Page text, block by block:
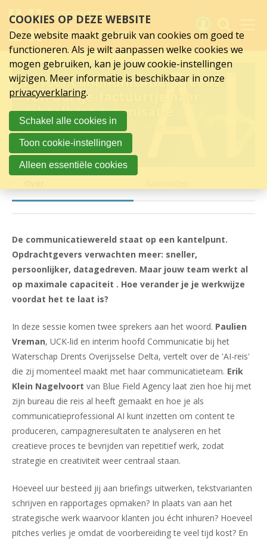
Over
AI
voor
Communicatiebureaus:
Van
uurtje-
factuurtje
naar
schaalbare
organisatie
links
over
Spring
hoofd
inhoud
Spring
naar
hoofdnavigatie
AI voor Communicatiebureaus:
Van uurtje-factuurtje naar
schaalbare organisatie
donderdag 9 april 2026 van 19:30 uur tot 22:00 uur
netwerken, kennis delen
De communicatiewereld staat op een kantelpunt.
Opdrachtgevers verwachten meer: sneller,
persoonlijker, datagedreven. Maar jouw team werkt al
op maximale capaciteit . Hoe verander je je werkwijze
voordat het te laat is?
In deze sessie komen twee sprekers aan het woord. Paulien
Vreman, UCK-lid en interim hoofd Communicatie bij het
Waterschap Drents Overijsselse Delta, vertelt over de 'AI-reis'
die zij momenteel maakt met haar communicatieteam. Erik
Klein Nagelvoort van Blue Field Agency laat zien hoe hij met
zijn bureau die reis al heeft gemaakt en hoe je als
communicatieprofessional AI kunt inzetten om content te
produceren, campagneresultaten te analyseren en het
creatieve proces te bevrijden van repetitief werk, zodat
strategie en creativiteit weer centraal staan.
Hoeveel uur besteed jij aan briefings uitwerken, tekstvarianten
schrijven en rapportages opmaken? In plaats van aan het
strategische werk waarvoor klanten jou écht inhuren? Hoeveel
pitches verlies je omdat de voorbereiding te veel tijd kost? En
Activiteiten
Nieuws
Verslagen
Sluit je aan
Over UCK
COOKIES OP DEZE WEBSITE
Deze website maakt gebruik van cookies om goed te
functioneren. Als je wilt aanpassen welke cookies we
mogen gebruiken, kan je jouw cookie-instellingen
wijzigen. Meer informatie is beschikbaar in onze
privacyverklaring.
Schakel alle cookies in
Toon cookie-instellingen
Alleen essentiële cookies